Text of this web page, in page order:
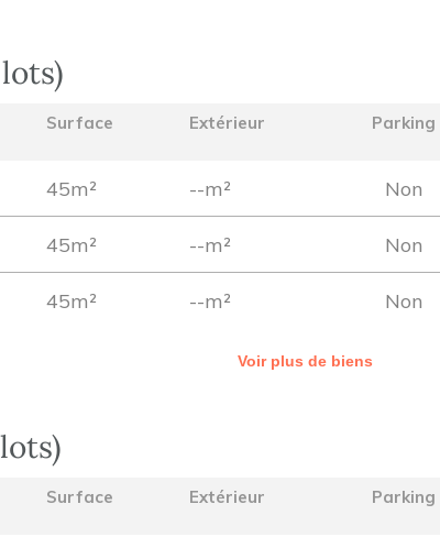
Surface Extérieur Parking
45m² --m² Non
45m² --m² Non
45m² --m² Non
Voir plus de biens
Surface Extérieur Parking